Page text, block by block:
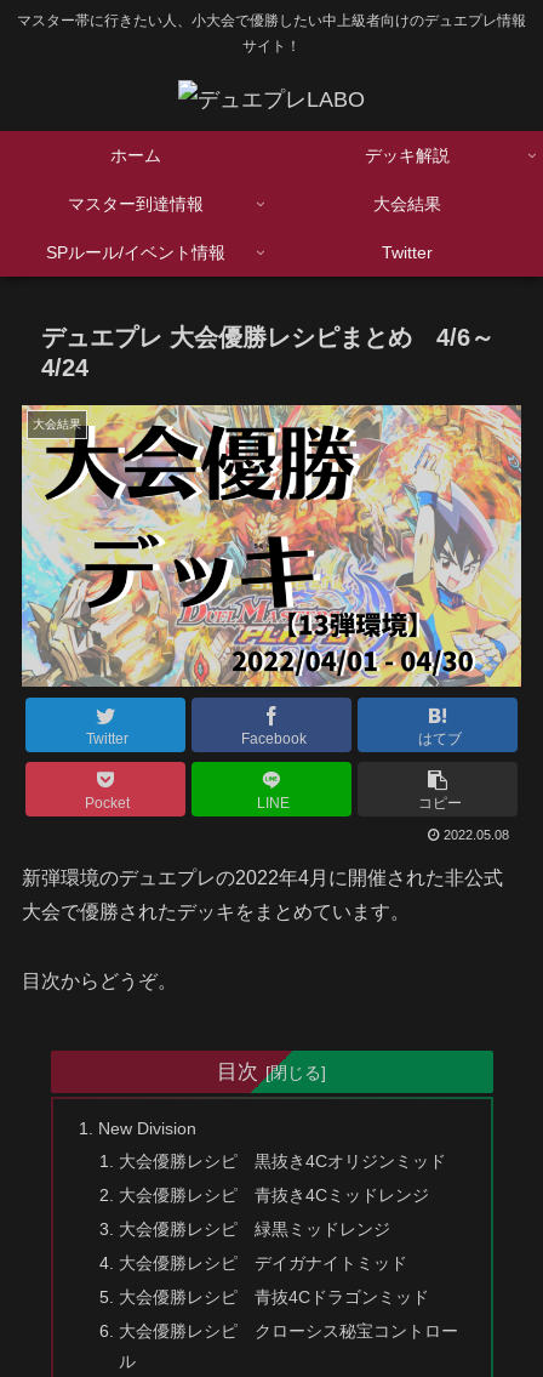
マスター帯に行きたい人、小大会で優勝したい中上級者向けのデュエプレ情報
サイト！
ホーム デッキ解説
マスター到達情報 大会結果
SPルール/イベント情報 Twitter
デュエプレ 大会優勝レシピまとめ 4/6～
4/24
大会結果
Twitter Facebook はてブ
Pocket LINE コピー
2022.05.08
新弾環境のデュエプレの2022年4月に開催された非公式
大会で優勝されたデッキをまとめています。
目次からどうぞ。
目次
New Division
大会優勝レシピ 黒抜き4Cオリジンミッド
大会優勝レシピ 青抜き4Cミッドレンジ
大会優勝レシピ 緑黒ミッドレンジ
大会優勝レシピ デイガナイトミッド
大会優勝レシピ 青抜4Cドラゴンミッド
大会優勝レシピ クローシス秘宝コントロー
ル